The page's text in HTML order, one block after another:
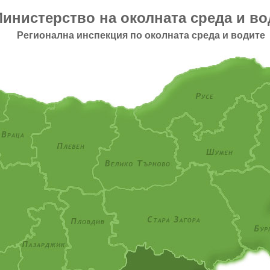
на околната среда и
Регионална инспекция по околната среда и водите